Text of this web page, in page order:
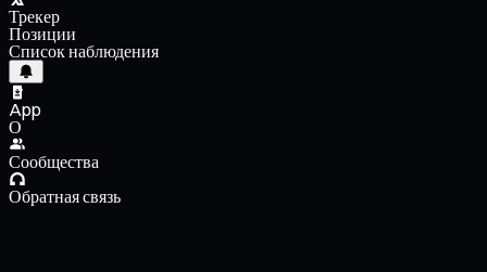
Трекер
Позиции
Список наблюдения
App
О
Сообщества
Обратная связь